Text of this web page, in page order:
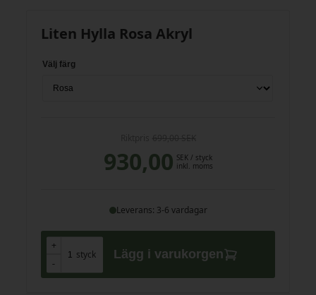
Liten Hylla Rosa Akryl
Välj färg
930,00 SEK/ styck
inkl. moms
Leverans: 3-6 vardagar
+
-
styck
+
-
Lägg i varukorgen